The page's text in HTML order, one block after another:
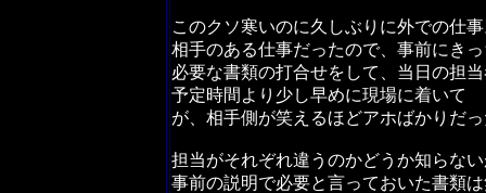
このクソ寒いのに久しぶりに外での仕
相手のある仕事だったので、事前にき
必要な書類の打合せをして、当日の担
予定時間より少し早めに現場に着いて
が、相手側が笑えるほどアホばかりだ
担当がそれぞれ違うのかどうか知らな
事前の説明で必要と言っておいた書類